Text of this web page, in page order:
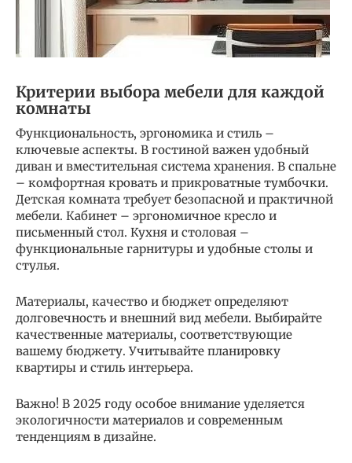
Критерии выбора мебели для каждой
комнаты
Функциональность, эргономика и стиль –
ключевые аспекты. В гостиной важен удобный
диван и вместительная система хранения. В спальне
– комфортная кровать и прикроватные тумбочки.
Детская комната требует безопасной и практичной
мебели. Кабинет – эргономичное кресло и
письменный стол. Кухня и столовая –
функциональные гарнитуры и удобные столы и
стулья.
Материалы, качество и бюджет определяют
долговечность и внешний вид мебели. Выбирайте
качественные материалы, соответствующие
вашему бюджету. Учитывайте планировку
квартиры и стиль интерьера.
Важно! В 2025 году особое внимание уделяется
экологичности материалов и современным
тенденциям в дизайне.